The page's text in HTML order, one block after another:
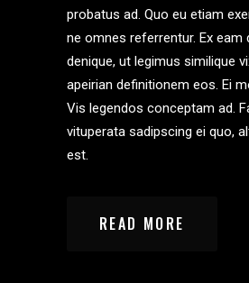
probatus ad. Quo eu etiam
ne omnes referrentur. Ex eam
denique, ut legimus similique
apeirian definitionem eos. Ei
Vis legendos conceptam ad.
vituperata sadipscing ei quo,
est.
READ MORE